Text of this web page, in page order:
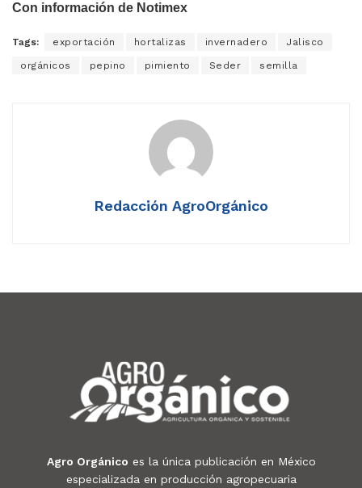
Con información de Notimex
Tags: exportación hortalizas invernadero Jalisco
orgánicos pepino pimiento Seder semilla
Redacción AgroOrgánico
Agro Orgánico es la única publicación en México
especializada en producción agropecuaria